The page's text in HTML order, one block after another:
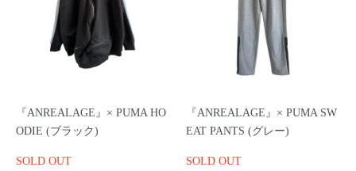
『ANREALAGE』× PUMA HO
ODIE (ブラック)
SOLD OUT
『ANREALAGE』× PUMA SW
EAT PANTS (グレー)
SOLD OUT